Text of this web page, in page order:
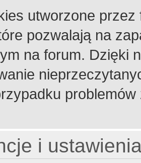
utworzone
pozwalają na
na forum. Dzięki
i